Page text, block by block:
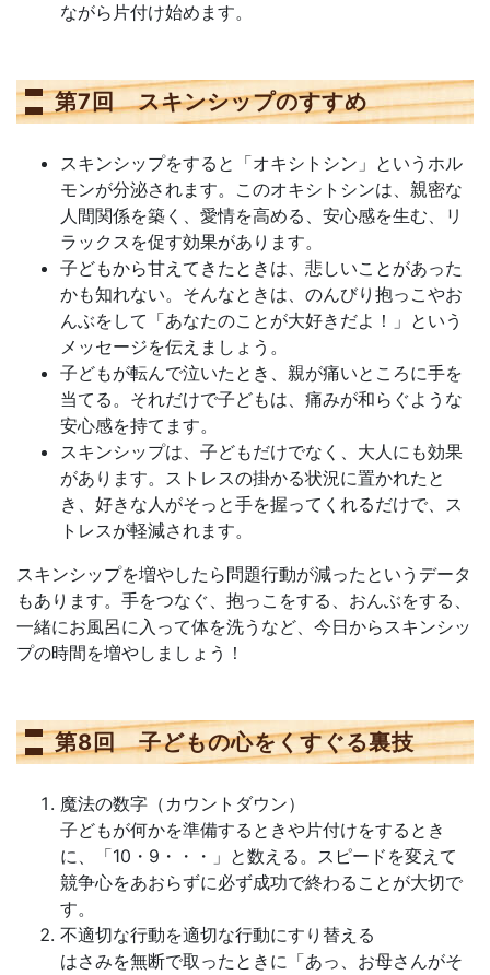
ながら片付け始めます。
第7回 スキンシップのすすめ
スキンシップをすると「オキシトシン」というホル
モンが分泌されます。このオキシトシンは、親密な
人間関係を築く、愛情を高める、安心感を生む、リ
ラックスを促す効果があります。
子どもから甘えてきたときは、悲しいことがあった
かも知れない。そんなときは、のんびり抱っこやお
んぶをして「あなたのことが大好きだよ！」という
メッセージを伝えましょう。
子どもが転んで泣いたとき、親が痛いところに手を
当てる。それだけで子どもは、痛みが和らぐような
安心感を持てます。
スキンシップは、子どもだけでなく、大人にも効果
があります。ストレスの掛かる状況に置かれたと
き、好きな人がそっと手を握ってくれるだけで、ス
トレスが軽減されます。
スキンシップを増やしたら問題行動が減ったというデータ
もあります。手をつなぐ、抱っこをする、おんぶをする、
一緒にお風呂に入って体を洗うなど、今日からスキンシッ
プの時間を増やしましょう！
第8回 子どもの心をくすぐる裏技
魔法の数字（カウントダウン）
子どもが何かを準備するときや片付けをするとき
に、「10・9・・・」と数える。スピードを変えて
競争心をあおらずに必ず成功で終わることが大切で
す。
不適切な行動を適切な行動にすり替える
はさみを無断で取ったときに「あっ、お母さんがそ